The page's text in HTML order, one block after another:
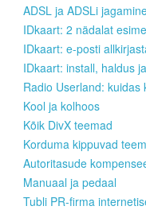
ADSL ja ADSLi
IDkaart: 2 nädalat
IDkaart: e-posti
IDkaart: install, haldus
Radio Userland: kuidas
Kool ja kolhoos
Kõik DivX teemad
Korduma kippuvad
Autoritasude
Manuaal ja pedaal
Tubli PR-firma